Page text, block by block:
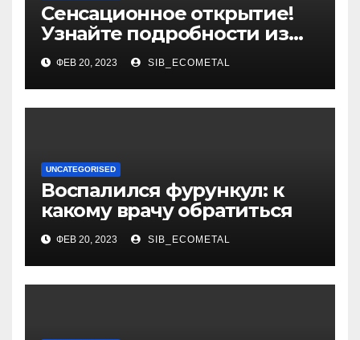
Сенсационное открытие!
Узнайте подробности из
биографии и уникальные
достижения выдающегося
политолога Сосновского
Александра
ФЕВ 20, 2023 SIB_ECOMETAL
UNCATEGORISED
Воспалился фурункул: к
какому врачу обратиться
ФЕВ 20, 2023 SIB_ECOMETAL